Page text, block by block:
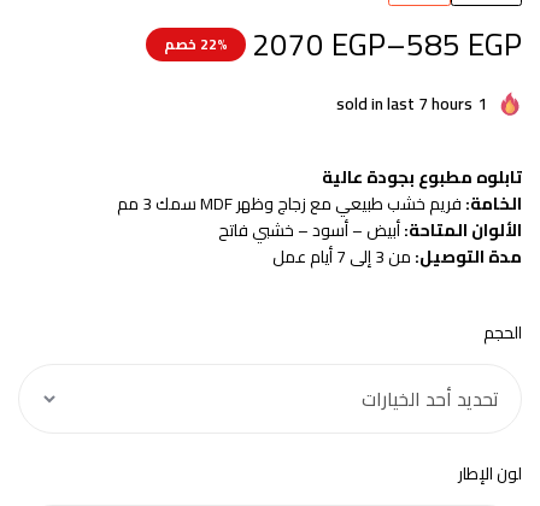
585 EGP
–
2070 EGP 22% خصم
1
sold in last 7 hours
تابلوه مطبوع بجودة عالية
الخامة:فريم خشب طبيعي مع زجاج وظهر MDF سمك 3 مم
الألوان المتاحة:أبيض – أسود – خشبي فاتح
مدة التوصيل:من 3 إلى 7 أيام عمل
الحجم
لون الإطار